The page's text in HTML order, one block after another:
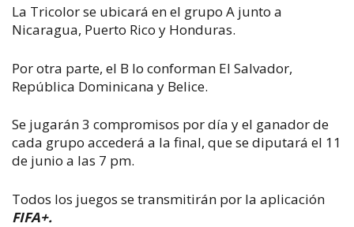
La Tricolor se ubicará en el grupo A junto a
Nicaragua, Puerto Rico y Honduras.
Por otra parte, el B lo conforman El Salvador,
República Dominicana y Belice.
Se jugarán 3 compromisos por día y el ganador de
cada grupo accederá a la final, que se diputará el 11
de junio a las 7 pm.
Todos los juegos se transmitirán por la aplicación
FIFA+.